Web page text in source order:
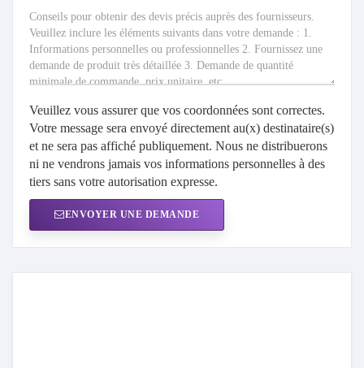
Veuillez vous assurer que vos coordonnées sont correctes.
Votre message sera envoyé directement au(x) destinataire(s)
et ne sera pas affiché publiquement. Nous ne distribuerons
ni ne vendrons jamais vos informations personnelles à des
tiers sans votre autorisation expresse.
ENVOYER UNE DEMANDE